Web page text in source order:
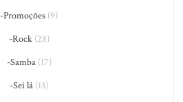
-Promoções (9)
-Rock(28)
-Samba(17)
-Sei lá (13)